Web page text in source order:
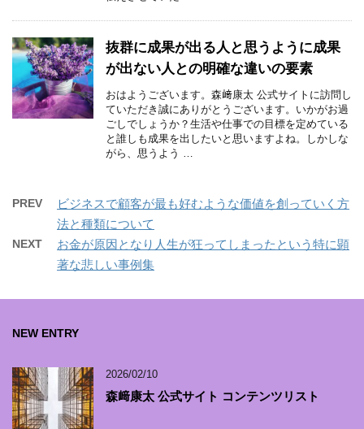
抜群に成果が出る人と思うように成果
が出ない人との明確な違いの要素
おはようございます。森﨑康太 公式サイトに訪問し
ていただき誠にありがとうございます。いかがお過
ごしでしょうか？生活や仕事での目標を定めている
と誰しも成果を出したいと思いますよね。しかしな
がら、思うよう …
PREV
ビジネスで顧客が最も好むような価値を創っていく方
法と種類について
NEXT
お金が原因となり人生が狂ってしまったという特に顕
著な悲しい事例集
NEW ENTRY
2026/02/10
森﨑康太 公式サイト コンテンツリスト